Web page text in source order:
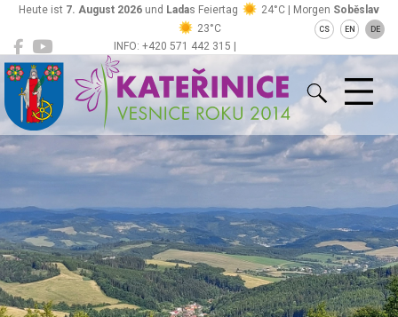
INFO: +420 571 442 315 |
ou@obeckaterinice.cz
Heute ist 7. August 2026 und Ladas Feiertag 24°C | Morgen Soběslav
23°C
CS EN DE
Kateřinice